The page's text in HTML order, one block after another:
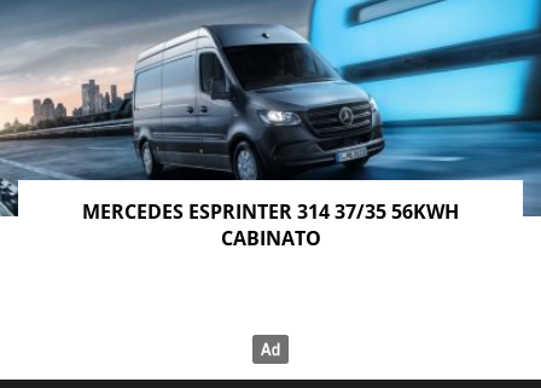
MERCEDES ESPRINTER 314 37/35 56KWH
CABINATO